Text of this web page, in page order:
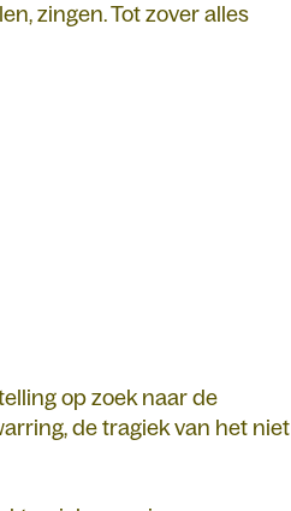
zingen. Tot zover alles
op zoek naar de
de tragiek van het niet